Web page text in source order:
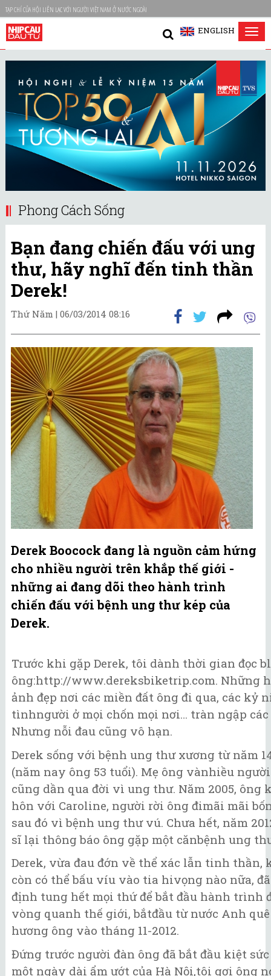
TẠP CHÍ CỦA HỘI LIÊN LẠC VỚI NGƯỜI VIỆT NAM Ở NƯỚC NGOÀI
ENGLISH
Phong Cách Sống
Bạn đang chiến đấu với ung
thư, hãy nghĩ đến tinh thần
Derek!
Thứ Năm | 06/03/2014 08:16
Derek Boocock đang là nguồn cảm hứng
cho nhiều người trên khắp thế giới -
những ai đang dõi theo hành trình
chiến đấu với bệnh ung thư kép của
Derek.
Trước khi gặp Derek, tôi dành thời gian đọc
ông:http://www.dereksbiketrip.com. Những
ảnh đẹp nơi các miền đất ông đi qua, các kỷ
tìnhngười ở mọi chốn mọi nơi… tràn ngập
Nhưng nỗi đau cũng vô hạn.
Derek sống với bệnh ung thư xương từ năm
(năm nay ông 53 tuổi). Mẹ ông vànhiều
cũng dần qua đời vì ung thư. Năm 2005, ông
hôn với Caroline, người rời ông đimãi mãi
sau đó vì bệnh ung thư vú. Chưa hết, năm
sĩ lại thông báo ông gặp một cănbệnh ung
Derek, vừa đau đớn về thể xác lẫn tinh thần,
còn có thể bấu víu vào tia hivọng nào nữa,
định tung hết mọi thứ để bắt đầu hành trình
vòng quanh thế giới, bắtđầu từ nước Anh quê
hương ông vào tháng 11-2012.
Đứng trước người đàn ông đã bắt đầu kiệt sức
một ngày dài ẩm ướt của Hà Nội,tôi gợi ông